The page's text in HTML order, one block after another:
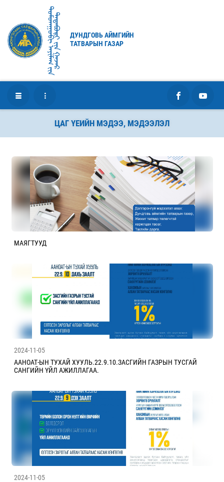
ᠳᠤᠮᠳᠠᠭᠣᠪᠢ ᠠᠶᠢᠮᠠᠭ ᠶ᠋ᠢᠨᠲᠠᠲᠠᠪᠤᠷᠢ ᠶ᠋ᠢᠨ ᠭᠠᠵᠠᠷ
ДУНДГОВЬ АЙМГИЙН
ТАТВАРЫН ГАЗАР
ЦАГ ҮЕИЙН МЭДЭЭ, МЭДЭЭЛЭЛ
МАЯГТУУД
2024-11-05
ААНОАТ-ЫН ТУХАЙ ХУУЛЬ.22.9.10.ЗАСГИЙН ГАЗРЫН ТУСГАЙ
САНГИЙН ҮЙЛ АЖИЛЛАГАА.
2024-11-05